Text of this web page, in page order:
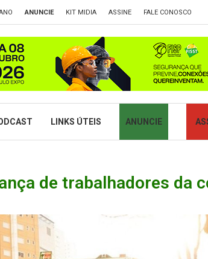
ANUNCIE KIT MIDIA ASSINE FALE CONOSCO
LINKS ÚTEIS ANUNCIE
de trabalhadores da